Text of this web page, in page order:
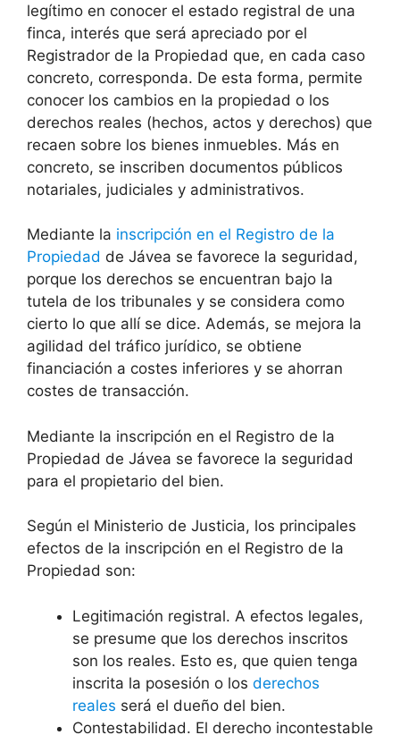
legítimo en conocer el estado registral de una
finca, interés que será apreciado por el
Registrador de la Propiedad que, en cada caso
concreto, corresponda. De esta forma, permite
conocer los cambios en la propiedad o los
derechos reales (hechos, actos y derechos) que
recaen sobre los bienes inmuebles. Más en
concreto, se inscriben documentos públicos
notariales, judiciales y administrativos.
Mediante la inscripción en el Registro de la
Propiedad de Jávea se favorece la seguridad,
porque los derechos se encuentran bajo la
tutela de los tribunales y se considera como
cierto lo que allí se dice. Además, se mejora la
agilidad del tráfico jurídico, se obtiene
financiación a costes inferiores y se ahorran
costes de transacción.
Mediante la inscripción en el Registro de la
Propiedad de Jávea se favorece la seguridad
para el propietario del bien.
Según el Ministerio de Justicia, los principales
efectos de la inscripción en el Registro de la
Propiedad son:
Legitimación registral. A efectos legales,
se presume que los derechos inscritos
son los reales. Esto es, que quien tenga
inscrita la posesión o los derechos
reales será el dueño del bien.
Contestabilidad. El derecho incontestable